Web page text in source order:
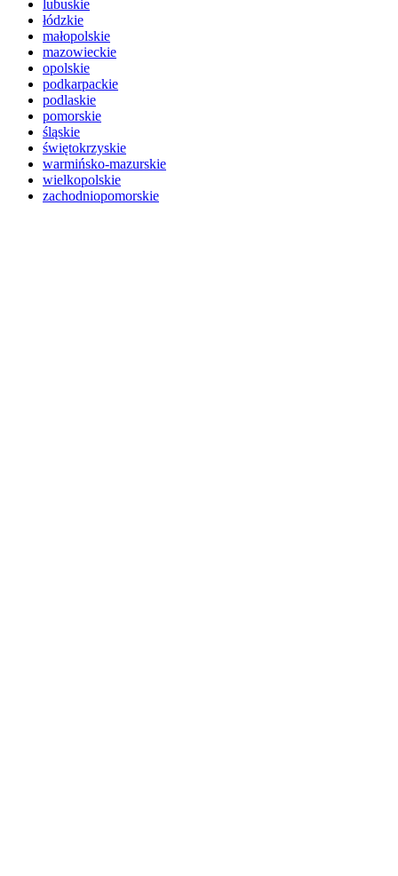
lubuskie
łódzkie
małopolskie
mazowieckie
opolskie
podkarpackie
podlaskie
pomorskie
śląskie
świętokrzyskie
warmińsko-mazurskie
wielkopolskie
zachodniopomorskie